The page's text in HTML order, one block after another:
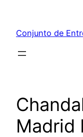
contenido
Conjunto de
Madrid